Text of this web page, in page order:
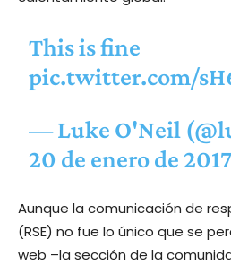
This is fine
pic.twitter.com/
— Luke O'Neil
20 de enero de 2017
Aunque la comunicación de
(RSE) no fue lo único que se
web –la sección de la